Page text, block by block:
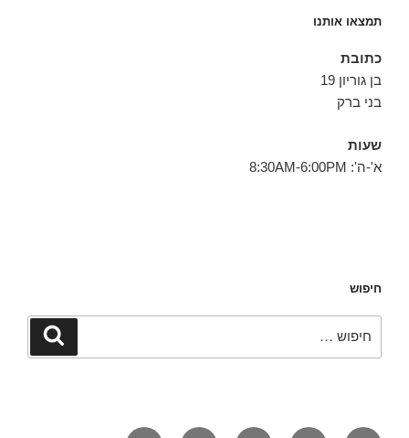
תמצאו אותנו
כתובת
בן גוריון 19
בני ברק
שעות
א'-ה': 8:30AM-6:00PM
חיפוש
חיפוש